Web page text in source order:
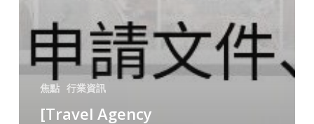
焦點 行業資訊
[Travel Agency